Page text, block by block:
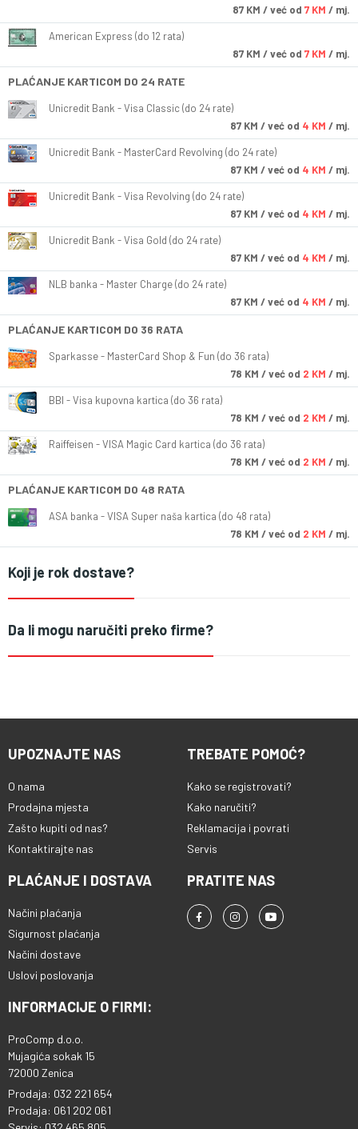
87 KM / već od 7 KM / mj.
American Express (do 12 rata)
87 KM / već od 7 KM / mj.
PLAĆANJE KARTICOM DO 24 RATE
Unicredit Bank - Visa Classic (do 24 rate)
87 KM / već od 4 KM / mj.
Unicredit Bank - MasterCard Revolving (do 24 rate)
87 KM / već od 4 KM / mj.
Unicredit Bank - Visa Revolving (do 24 rate)
87 KM / već od 4 KM / mj.
Unicredit Bank - Visa Gold (do 24 rate)
87 KM / već od 4 KM / mj.
NLB banka - Master Charge (do 24 rate)
87 KM / već od 4 KM / mj.
PLAĆANJE KARTICOM DO 36 RATA
Sparkasse - MasterCard Shop & Fun (do 36 rata)
78 KM / već od 2 KM / mj.
BBI - Visa kupovna kartica (do 36 rata)
78 KM / već od 2 KM / mj.
Raiffeisen - VISA Magic Card kartica (do 36 rata)
78 KM / već od 2 KM / mj.
PLAĆANJE KARTICOM DO 48 RATA
ASA banka - VISA Super naša kartica (do 48 rata)
78 KM / već od 2 KM / mj.
Koji je rok dostave?
Da li mogu naručiti preko firme?
UPOZNAJTE NAS
O nama
Prodajna mjesta
Zašto kupiti od nas?
Kontaktirajte nas
TREBATE POMOĆ?
Kako se registrovati?
Kako naručiti?
Reklamacija i povrati
Servis
PLAĆANJE I DOSTAVA
Načini plaćanja
Sigurnost plaćanja
Načini dostave
Uslovi poslovanja
PRATITE NAS
INFORMACIJE O FIRMI:
ProComp d.o.o.
Mujagića sokak 15
72000 Zenica
Prodaja: 032 221 654
Prodaja: 061 202 061